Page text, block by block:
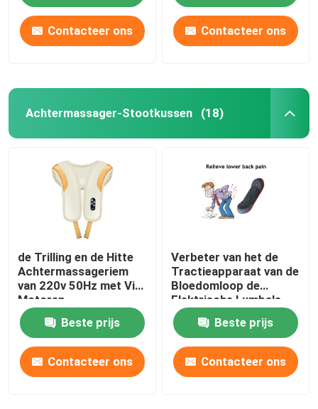
Contacteer ons Contacteer ons
Achtermassager-Stootkussen (18)
de Trilling en de Hitte
Achtermassageriem
van 220v 50Hz met Vier
Motoren
Beste prijs
Contacteer ons
Verbeter van het de
Tractieapparaat van de
Bloedomloop de
Elektrische Lumbale
Achterrek Massager
ROHS
Beste prijs
Contacteer ons